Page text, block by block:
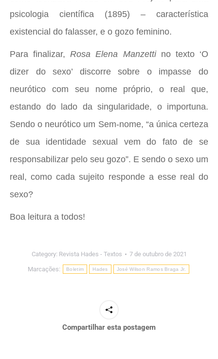
psicologia científica (1895) – característica
existencial do falasser, e o gozo feminino.
Para finalizar,Rosa Elena Manzettino texto ‘O
dizer do sexo’ discorre sobre o impasse do
neurótico com seu nome próprio, o real que,
estando do lado da singularidade, o importuna.
Sendo o neurótico um Sem-nome, “a única certeza
de sua identidade sexual vem do fato de se
responsabilizar pelo seu gozo”. E sendo o sexo um
real, como cada sujeito responde a esse real do
sexo?
Boa leitura a todos!
Category: Revista Hades - Textos 7 de outubro de 2021
Marcações: Boletim Hades José Wilson Ramos Braga Jr.
Compartilhar esta postagem